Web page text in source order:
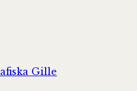
Gille